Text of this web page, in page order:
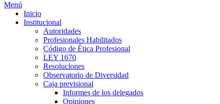
Menú
Inicio
Institucional
Autoridades
Profesionales Habilitados
Código de Ética Profesional
LEY 1670
Resoluciones
Observatorio de Diversidad
Caja previsional
Informes de los delegados
Opiniones